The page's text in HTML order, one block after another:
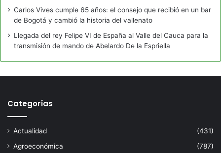
Carlos Vives cumple 65 años: el consejo que recibió en un bar
de Bogotá y cambió la historia del vallenato
Llegada del rey Felipe VI de España al Valle del Cauca para la
transmisión de mando de Abelardo De la Espriella
Categorías
Actualidad
(431)
Agroeconómica
(787)